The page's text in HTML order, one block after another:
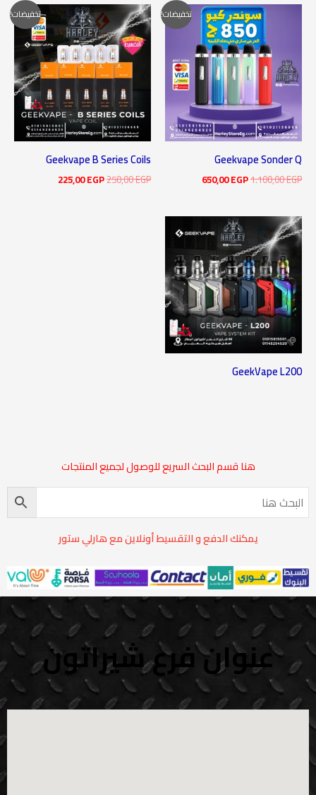
تخفيضات!
Geekvape Sonder Q
1.100,00EGP
السعر
الأصلي
هو:
1.100,00 EGP.
650,00EGP
السعر
الحالي
650,00 EGP.
تخفيضات!
Geekvape B Series Coils
250,00EGP
السعر
الأصلي
هو:
250,00 EGP.
225,00EGP
السعر
الحالي
هو:
225,00 EGP.
GeekVape L200
هنا قسم البحث السريع للوصول لجميع المنتجات
يمكنك الدفع و التقسيط أونلاين مع هارلي ستور
عنوان فرع شيراتون